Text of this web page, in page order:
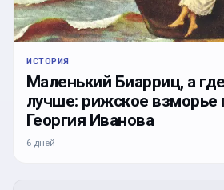
ИСТОРИЯ
Маленький Биарриц, а
лучше: рижское взморье
Георгия Иванова
6 дней